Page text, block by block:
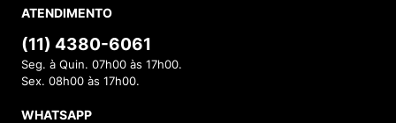
ATENDIMENTO
(11) 4380-6061
Seg. à Quin. 07h00 às 17h00.
Sex. 08h00 às 17h00.
WHATSAPP